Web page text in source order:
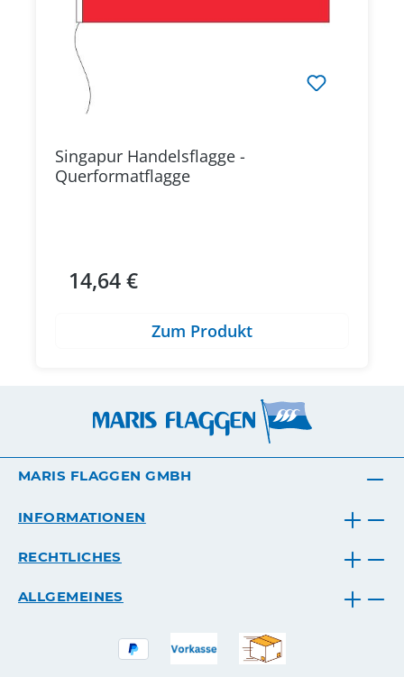
Singapur Handelsflagge -
Querformatflagge
Regulärer Preis:
14,64 €
Zum Produkt
MARIS FLAGGEN GMBH
INFORMATIONEN
RECHTLICHES
ALLGEMEINES